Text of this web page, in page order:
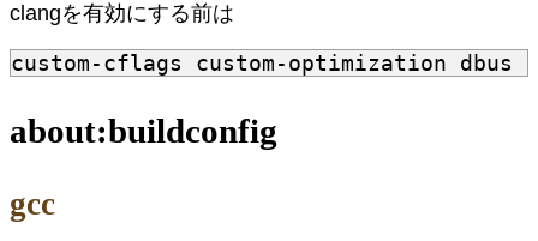
clangを有効にする前は
about:buildconfig
gcc